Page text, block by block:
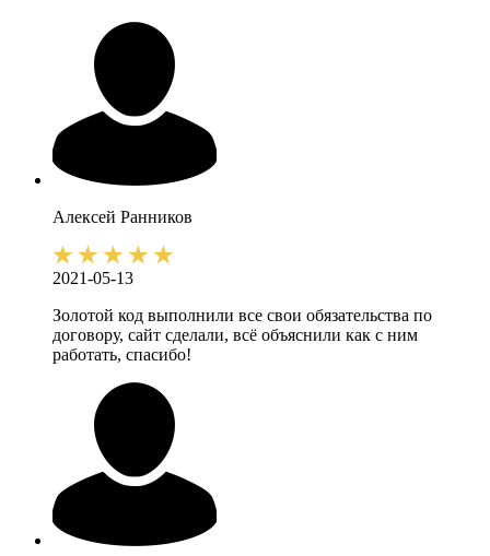
Алексей Ранников
2021-05-13
Золотой код выполнили все свои обязательства по
договору, сайт сделали, всё объяснили как с ним
работать, спасибо!